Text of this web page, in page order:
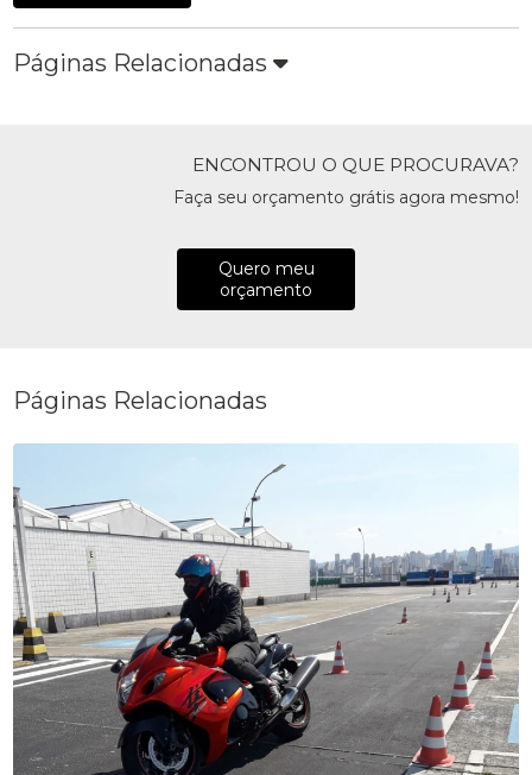
Páginas Relacionadas
ENCONTROU O QUE PROCURAVA?
Faça seu orçamento grátis agora mesmo!
Quero meu
orçamento
Páginas Relacionadas